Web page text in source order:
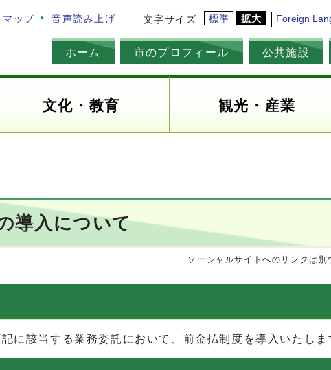
マップ 音声読み上げ 文字サイズ 標準 拡大 Foreign
ホーム 市のプロフィール 公共施設
文化・教育 観光・産業
導入について
ソーシャルサイトへのリンクは別
該当する業務委託において、前金払制度を導入いたしま